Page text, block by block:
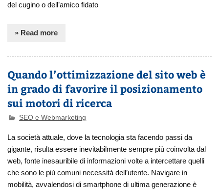
del cugino o dell’amico fidato
» Read more
Quando l’ottimizzazione del sito web è
in grado di favorire il posizionamento
sui motori di ricerca
SEO e Webmarketing
La società attuale, dove la tecnologia sta facendo passi da
gigante, risulta essere inevitabilmente sempre più coinvolta dal
web, fonte inesauribile di informazioni volte a intercettare quelli
che sono le più comuni necessità dell’utente. Navigare in
mobilità, avvalendosi di smartphone di ultima generazione è